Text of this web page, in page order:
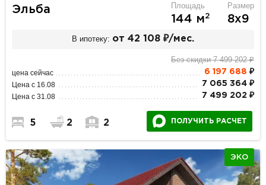
Эльба Площадь
144 м2
Размер
8х9
В ипотеку: от 42 108 ₽/мес.
Без скидки 7 499 202 ₽
цена сейчас 6 197 688 ₽
Цена с 16.08 7 065 364 ₽
Цена с 31.08 7 499 202 ₽
5 2 2 ПОЛУЧИТЬ РАСЧЕТ
ЭКО